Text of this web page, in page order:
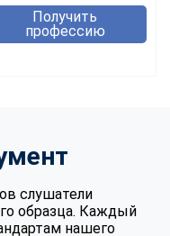
Получить
профессию
слушатели
образца. Каждый
нашего